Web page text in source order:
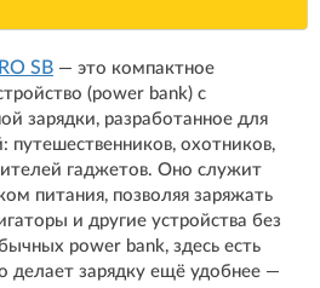
SB — это компактное
(power bank) с
зарядки, разработанное для
путешественников, охотников,
гаджетов. Оно служит
питания, позволяя заряжать
и другие устройства без
power bank, здесь есть
делает зарядку ещё удобнее —